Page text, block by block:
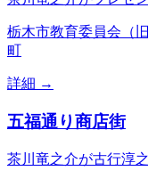
栃木市教育委員会（
町
詳細 →
五福通り商店街
茶川竜之介が古行淳